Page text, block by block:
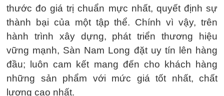
thước đo giá trị chuẩn mực nhất, quyết định sự
thành bại của một tập thể. Chính vì vậy, trên
hành trình xây dựng, phát triển thương hiệu
vững mạnh, Sàn Nam Long đặt uy tín lên hàng
đầu; luôn cam kết mang đến cho khách hàng
những sản phẩm với mức giá tốt nhất, chất
lượng cao nhất.